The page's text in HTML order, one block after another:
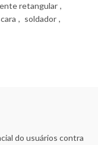
retangular ,
, soldador ,
do usuários contra